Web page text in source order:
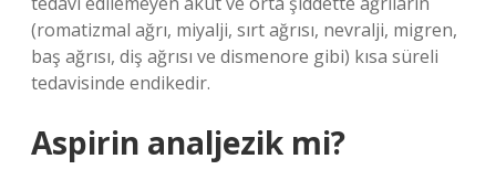
(romatizmal ağrı, miyalji, sırt ağrısı, nevralji, migren,
baş ağrısı, diş ağrısı ve dismenore gibi) kısa süreli
tedavisinde endikedir.
Aspirin analjezik mi?